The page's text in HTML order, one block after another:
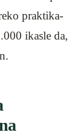
praktika-
ikasle da,